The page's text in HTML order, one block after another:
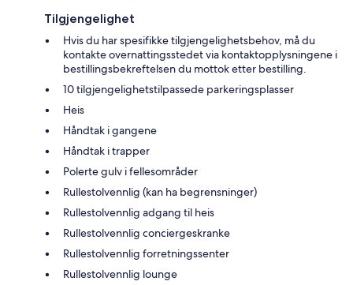
Tilgjengelighet
Hvis du har spesifikke tilgjengelighetsbehov, må du
kontakte overnattingsstedet via kontaktopplysningene i
bestillingsbekreftelsen du mottok etter bestilling.
10 tilgjengelighetstilpassede parkeringsplasser
Heis
Håndtak i gangene
Håndtak i trapper
Polerte gulv i fellesområder
Rullestolvennlig (kan ha begrensninger)
Rullestolvennlig adgang til heis
Rullestolvennlig conciergeskranke
Rullestolvennlig forretningssenter
Rullestolvennlig lounge